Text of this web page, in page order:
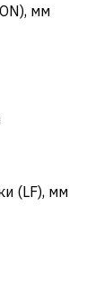
мм
(LF), мм